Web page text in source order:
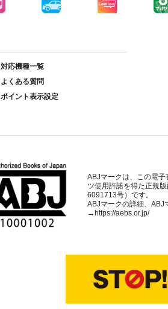
対応機種一覧
よくある質問
ポイント表示設定
ABJマークは、この電
ツ使用許諾を得た正規
6091713号）です。
ABJマークの詳細、ABJ
→ https://aebs.or.jp/